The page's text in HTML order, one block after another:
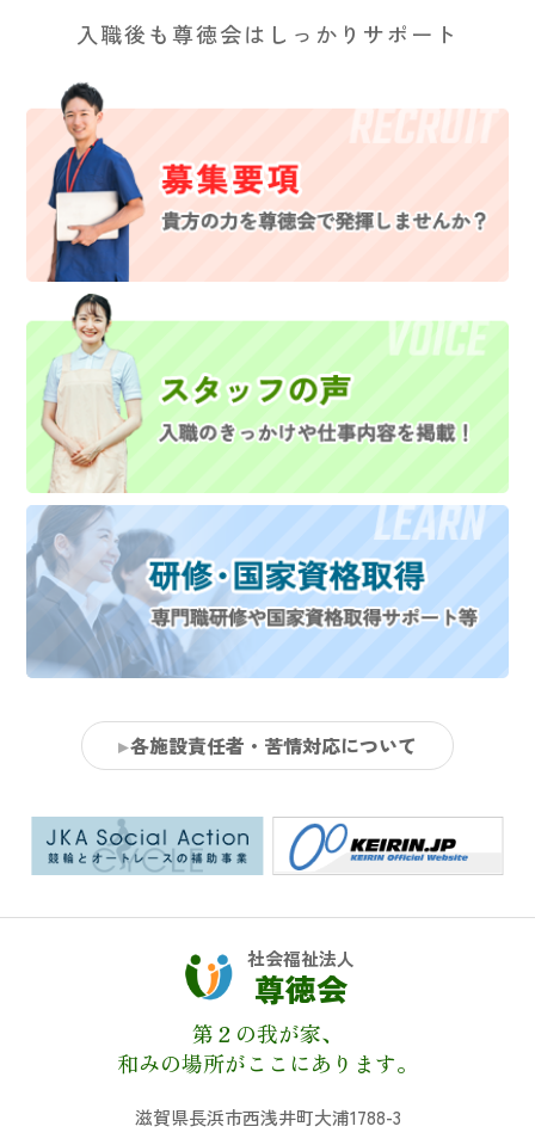
入職後も尊徳会はしっかりサポート
各施設責任者・苦情対応について
社会福祉法人
尊徳会
第２の我が家、
和みの場所がここにあります。
滋賀県長浜市西浅井町大浦1788-3